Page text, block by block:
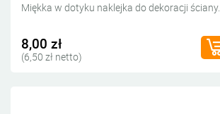
Miękka w dotyku naklejka do dekoracji ściany.
8,00 zł
(6,50 zł netto)